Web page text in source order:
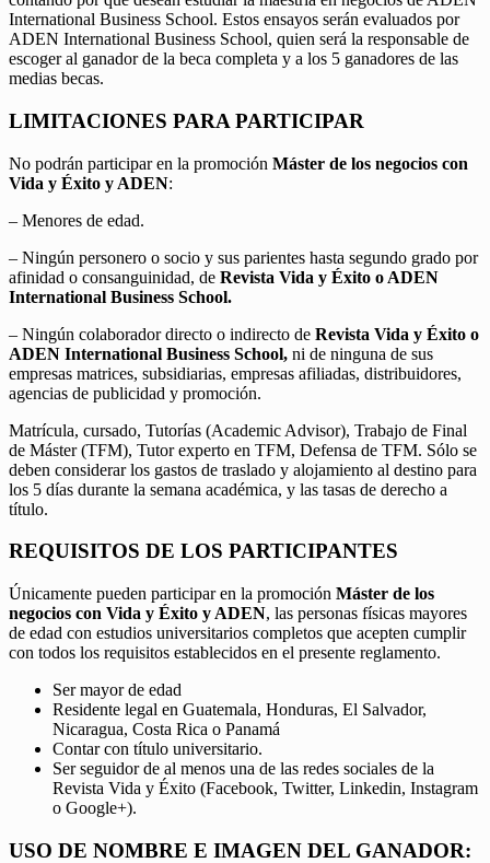
International Business School. Estos ensayos serán evaluados por
ADEN International Business School, quien será la responsable de
escoger al ganador de la beca completa y a los 5 ganadores de las
medias becas.
LIMITACIONES PARA PARTICIPAR
No podrán participar en la promoción Máster de los negocios con
Vida y Éxito y ADEN:
– Menores de edad.
– Ningún personero o socio y sus parientes hasta segundo grado por
afinidad o consanguinidad, de Revista Vida y Éxito o ADEN
International Business School.
– Ningún colaborador directo o indirecto de Revista Vida y Éxito o
ADEN International Business School, ni de ninguna de sus
empresas matrices, subsidiarias, empresas afiliadas, distribuidores,
agencias de publicidad y promoción.
Matrícula, cursado, Tutorías (Academic Advisor), Trabajo de Final
de Máster (TFM), Tutor experto en TFM, Defensa de TFM. Sólo se
deben considerar los gastos de traslado y alojamiento al destino para
los 5 días durante la semana académica, y las tasas de derecho a
título.
REQUISITOS DE LOS PARTICIPANTES
Únicamente pueden participar en la promoción Máster de los
negocios con Vida y Éxito y ADEN, las personas físicas mayores
de edad con estudios universitarios completos que acepten cumplir
con todos los requisitos establecidos en el presente reglamento.
Ser mayor de edad
Residente legal en Guatemala, Honduras, El Salvador,
Nicaragua, Costa Rica o Panamá
Contar con título universitario.
Ser seguidor de al menos una de las redes sociales de la
Revista Vida y Éxito (Facebook, Twitter, Linkedin, Instagram
o Google+).
USO DE NOMBRE E IMAGEN DEL GANADOR: